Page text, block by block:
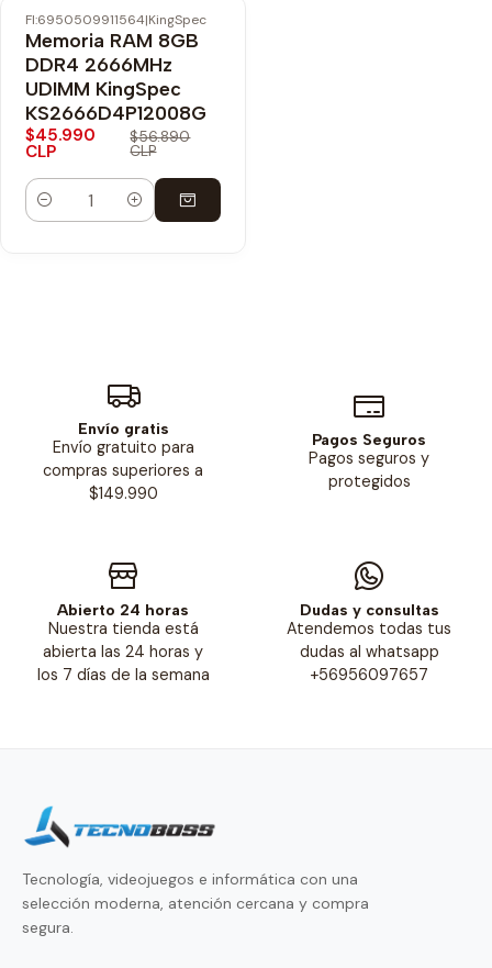
-19% OFF
FI:6950509911564|KingSpec
Memoria RAM 8GB
DDR4 2666MHz
UDIMM KingSpec
KS2666D4P12008G
$45.990
CLP
$56.890
CLP
Cantidad
Envío gratis
Envío gratuito para
compras superiores a
$149.990
Pagos Seguros
Pagos seguros y
protegidos
Abierto 24 horas
Nuestra tienda está
abierta las 24 horas y
los 7 días de la semana
Dudas y consultas
Atendemos todas tus
dudas al whatsapp
+56956097657
Tecnología, videojuegos e informática con una
selección moderna, atención cercana y compra
segura.